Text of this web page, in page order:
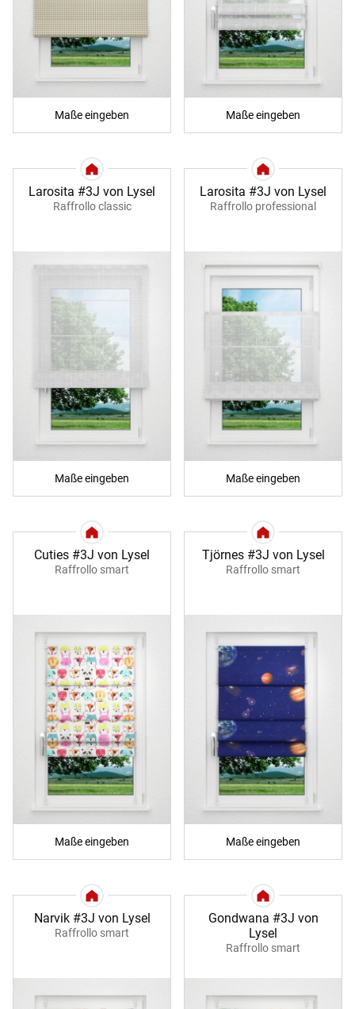
Maße eingeben Maße eingeben
Larosita #3J von Lysel
Raffrollo classic
Maße eingeben
Larosita #3J von Lysel
Raffrollo professional
Maße eingeben
Cuties #3J von Lysel
Raffrollo smart
Maße eingeben
Tjörnes #3J von Lysel
Raffrollo smart
Maße eingeben
Narvik #3J von Lysel
Raffrollo smart
Gondwana #3J von
Lysel
Raffrollo smart